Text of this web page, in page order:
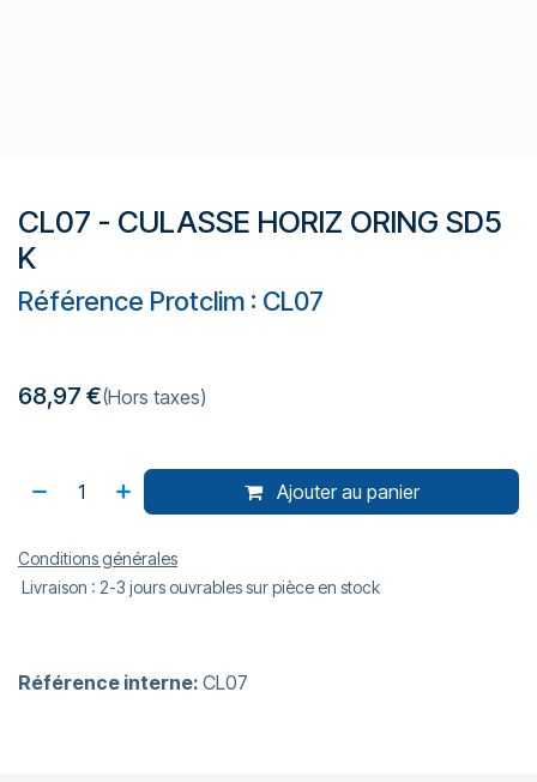
CL07 - CULASSE HORIZ ORING SD5
K
Référence Protclim : CL07
68,97 €(Hors taxes)
Ajouter au panier
Conditions générales
Livraison : 2-3 jours ouvrables sur pièce en stock
Référence interne: CL07